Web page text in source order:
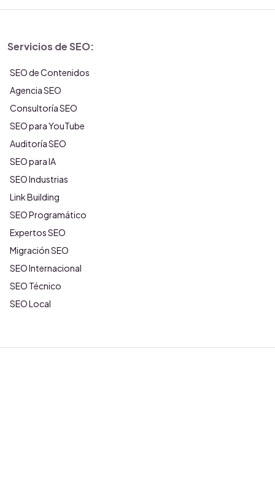
Servicios de SEO:
SEO de Contenidos
Agencia SEO
Consultoría SEO
SEO para YouTube
Auditoría SEO
SEO para IA
SEO Industrias
Link Building
SEO Programático
Expertos SEO
Migración SEO
SEO Internacional
SEO Técnico
SEO Local